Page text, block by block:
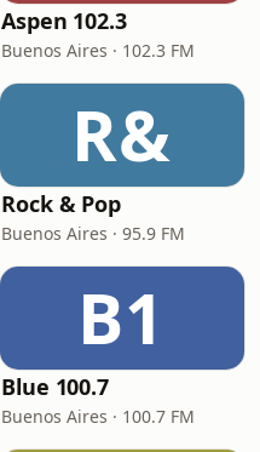
Aspen 102.3
Buenos Aires · 102.3 FM
R&
Rock & Pop
Buenos Aires · 95.9 FM
B1
Blue 100.7
Buenos Aires · 100.7 FM